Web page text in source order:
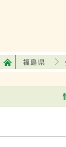
福島県